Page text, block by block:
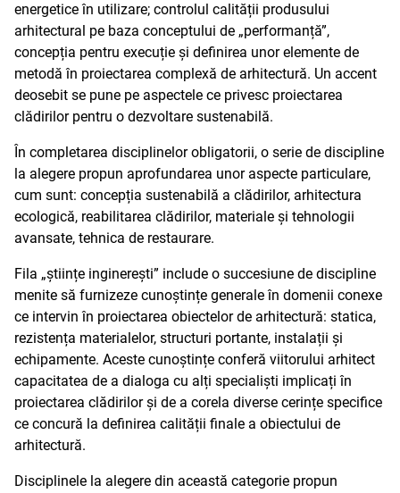
energetice în utilizare; controlul calității produsului
arhitectural pe baza conceptului de „performanță”,
concepția pentru execuție și definirea unor elemente de
metodă în proiectarea complexă de arhitectură. Un accent
deosebit se pune pe aspectele ce privesc proiectarea
clădirilor pentru o dezvoltare sustenabilă.
În completarea disciplinelor obligatorii, o serie de discipline
la alegere propun aprofundarea unor aspecte particulare,
cum sunt: concepția sustenabilă a clădirilor, arhitectura
ecologică, reabilitarea clădirilor, materiale și tehnologii
avansate, tehnica de restaurare.
Fila „științe inginerești” include o succesiune de discipline
menite să furnizeze cunoștințe generale în domenii conexe
ce intervin în proiectarea obiectelor de arhitectură: statica,
rezistența materialelor, structuri portante, instalații și
echipamente. Aceste cunoștințe conferă viitorului arhitect
capacitatea de a dialoga cu alți specialiști implicați în
proiectarea clădirilor și de a corela diverse cerințe specifice
ce concură la definirea calității finale a obiectului de
arhitectură.
Disciplinele la alegere din această categorie propun